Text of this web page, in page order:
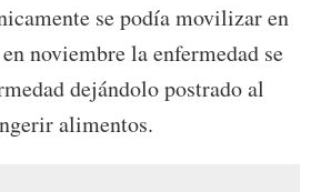
se podía movilizar en
noviembre la enfermedad se
dejándolo postrado al
alimentos.